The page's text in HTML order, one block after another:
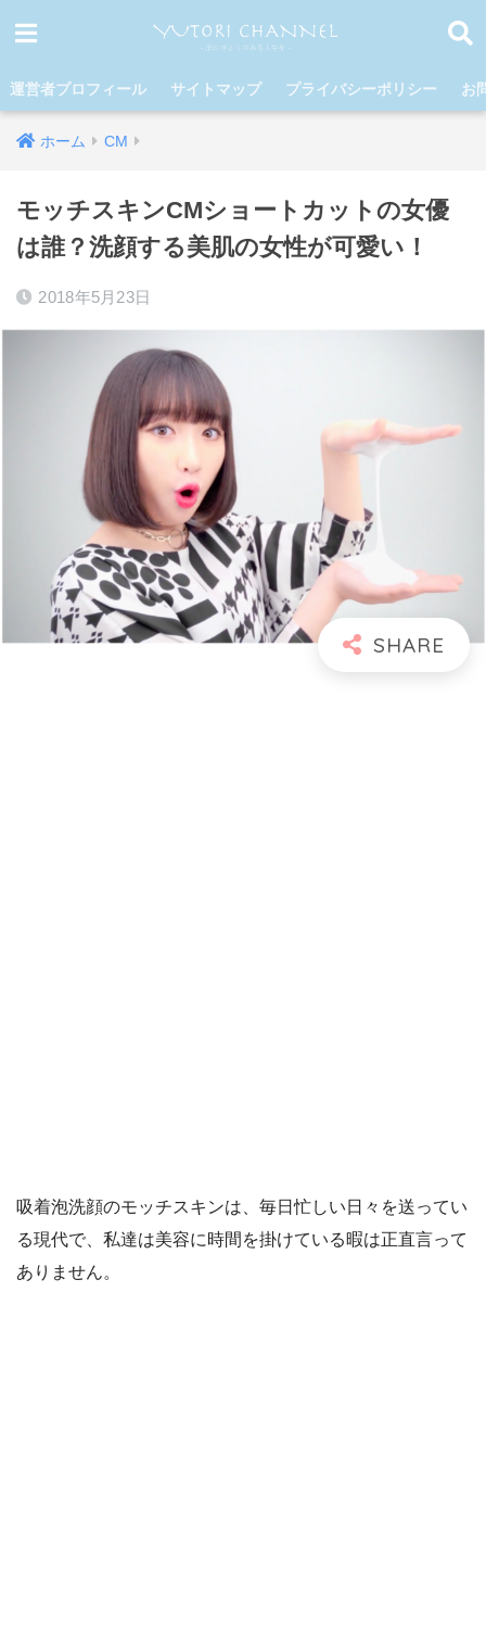
運営者プロフィール サイトマップ プライバシーポリシー お
ホーム CM
モッチスキンCMショートカットの女優
は誰？洗顔する美肌の女性が可愛い！
2018年5月23日
吸着泡洗顔のモッチスキンは、毎日忙しい日々を送ってい
る現代で、私達は美容に時間を掛けている暇は正直言って
ありません。